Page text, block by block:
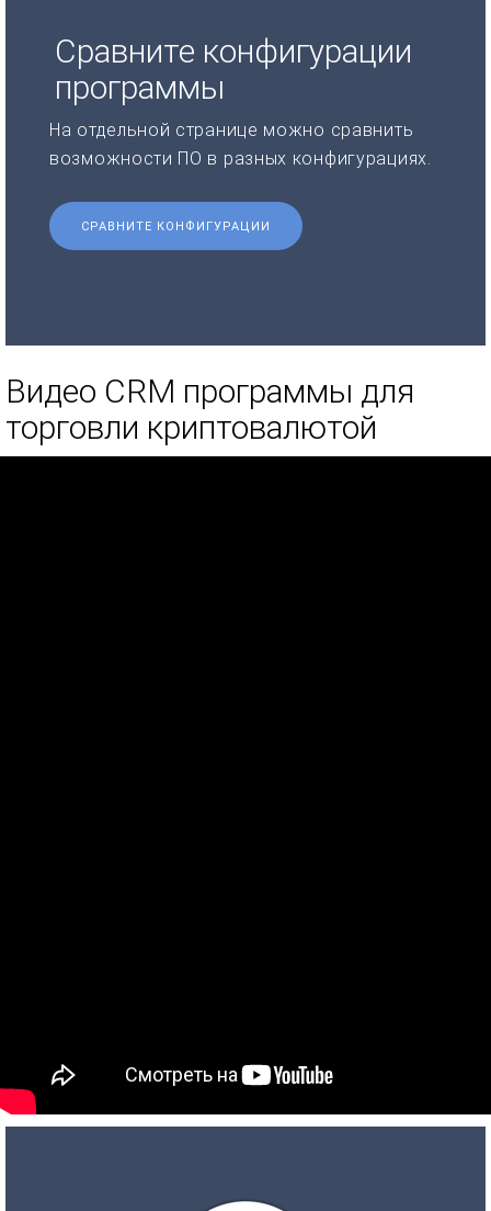
Сравните конфигурации
программы
На отдельной странице можно сравнить
возможности ПО в разных конфигурациях.
СРАВНИТЕ КОНФИГУРАЦИИ
Видео CRM программы для
торговли криптовалютой